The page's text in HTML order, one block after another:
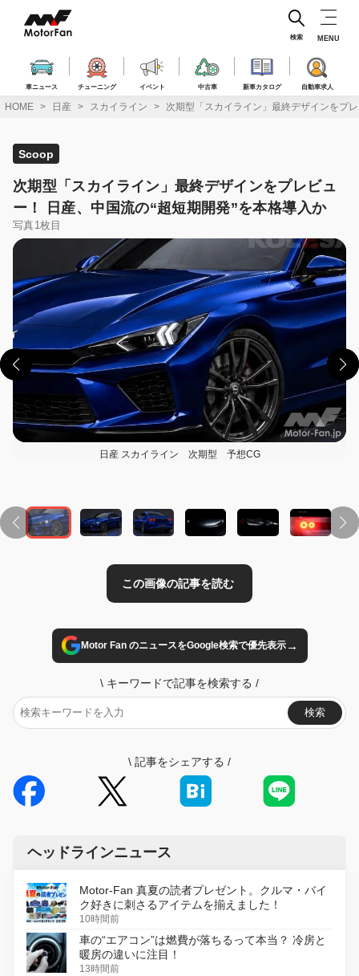
ス
車ニュース チューニング イベント 中古車 新車カタログ 自動車求人
検索 MENU
HOME 日産 スカイライン 次期型「スカイライン」最終デザインをプ
Scoop
次期型「スカイライン」最終デザインをプレビュ
ー！ 日産、中国流の“超短期開発”を本格導入か
写真1枚目
日産 スカイライン 次期型 予想CG
Motor Fan のニュースをGoogle検索で優先表示→
\ キーワードで記事を検索する /
検索
\ 記事をシェアする /
ヘッドラインニュース
Motor-Fan 真夏の読者プレゼント。クルマ・バイ
ク好きに刺さるアイテムを揃えました！
10時間前
車の“エアコン”は燃費が落ちるって本当？ 冷房と
暖房の違いに注目！
13時間前